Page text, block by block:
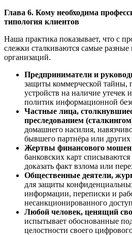
Глава 6. Кому необходима
типология клиентов
Наша практика показывает, что с
слежки сталкиваются самые разные
организаций.
Предприниматели и
защиты коммерческой тайны,
устройств на наличие утечек
политик информационной
Частные лица,
преследованием
домашнего насилия,
бывшего партнёра или
Жертвы финансового
банковских карт
доказать факт взлома или
Общественные деятели,
для защиты
информации, переписки и
несанкционированного
Любой человек, ценящий
испытывает обоснованные
целостности своего